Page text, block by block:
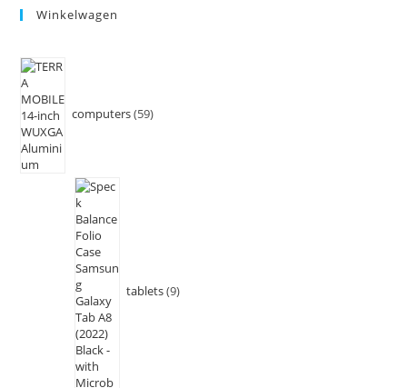
Winkelwagen
computers 59
tablets 9